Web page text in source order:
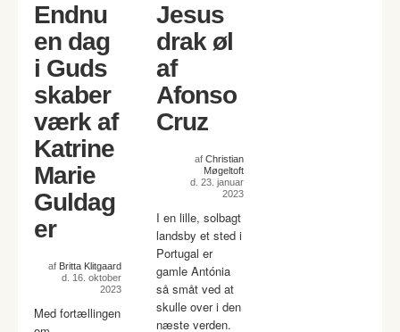
Endnu
en dag
i Guds
skaber
værk af
Katrine
Marie
Guldag
er
af Britta Klitgaard
d. 16. oktober
2023
Med fortællingen
Jesus
drak øl
af
Afonso
Cruz
af Christian
Møgeltoft
d. 23. januar
2023
I en lille, solbagt
landsby et sted i
Portugal er
gamle Antónia
så småt ved at
skulle over i den
næste verden.